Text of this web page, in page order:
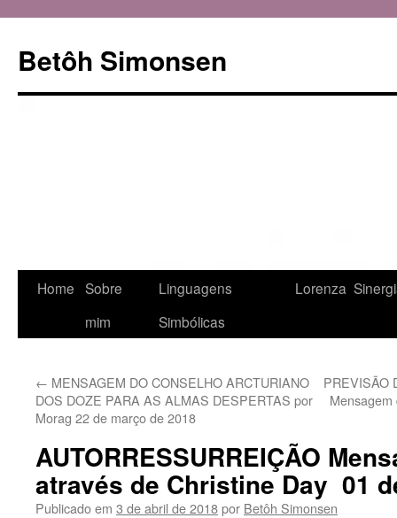
Betôh Simonsen
Pular
conteúdo
Home Sobre
mim
Linguagens
Simbólicas
Lorenza
← MENSAGEM DO CONSELHO ARCTURIANO
DOS DOZE PARA AS ALMAS DESPERTAS por
Morag 22 de março de 2018
PREVISÃO
AUTORRESSURREIÇÃO
através de Christine Day 01
Publicado em 3 de abril de 2018por Betôh Simonsen